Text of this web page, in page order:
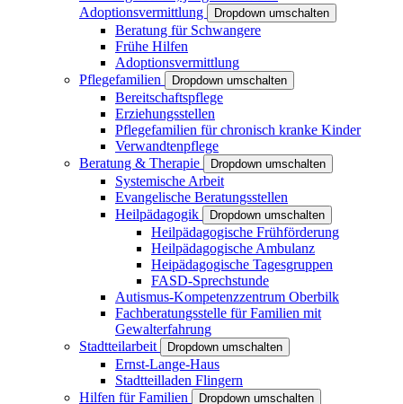
Adoptionsvermittlung
Dropdown umschalten
Beratung für Schwangere
Frühe Hilfen
Adoptionsvermittlung
Pflegefamilien
Dropdown umschalten
Bereitschaftspflege
Erziehungsstellen
Pflegefamilien für chronisch kranke Kinder
Verwandtenpflege
Beratung & Therapie
Dropdown umschalten
Systemische Arbeit
Evangelische Beratungsstellen
Heilpädagogik
Dropdown umschalten
Heilpädagogische Frühförderung
Heilpädagogische Ambulanz
Heipädagogische Tagesgruppen
FASD-Sprechstunde
Autismus-Kompetenzzentrum Oberbilk
Fachberatungsstelle für Familien mit
Gewalterfahrung
Stadtteilarbeit
Dropdown umschalten
Ernst-Lange-Haus
Stadtteilladen Flingern
Hilfen für Familien
Dropdown umschalten